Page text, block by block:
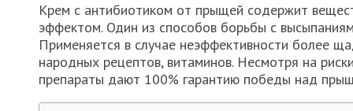
Крем с антибиотиком от прыщей содержит
эффектом. Один из способов борьбы с
Применяется в случае неэффективности более
народных рецептов, витаминов. Несмотря на
препараты дают 100% гарантию победы над